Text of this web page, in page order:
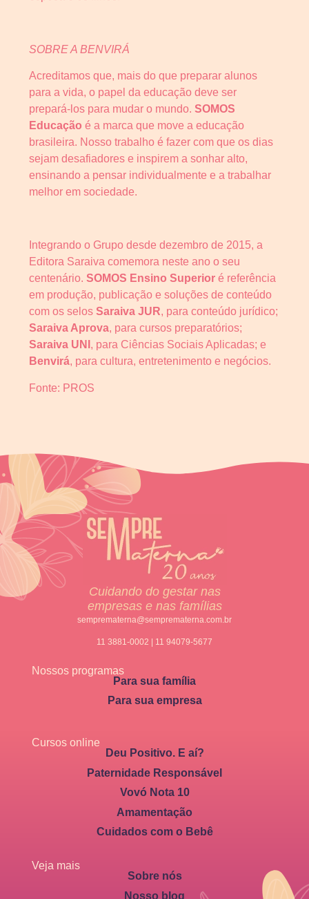
SOBRE A BENVIRÁ
Acreditamos que, mais do que preparar alunos
para a vida, o papel da educação deve ser
prepará-los para mudar o mundo. SOMOS
Educação é a marca que move a educação
brasileira. Nosso trabalho é fazer com que os dias
sejam desafiadores e inspirem a sonhar alto,
ensinando a pensar individualmente e a trabalhar
melhor em sociedade.
Integrando o Grupo desde dezembro de 2015, a
Editora Saraiva comemora neste ano o seu
centenário. SOMOS Ensino Superior é referência
em produção, publicação e soluções de conteúdo
com os selos Saraiva JUR, para conteúdo jurídico;
Saraiva Aprova, para cursos preparatórios;
Saraiva UNI , para Ciências Sociais Aplicadas; e
Benvirá, para cultura, entretenimento e negócios.
Fonte: PROS
Cuidando do gestar nas
empresas e nas famílias
semprematerna@semprematerna.com.br
11 3881-0002 | 11 94079-5677
Nossos programas
Para sua família
Para sua empresa
Cursos online
Deu Positivo. E aí?
Paternidade Responsável
Vovó Nota 10
Amamentação
Cuidados com o Bebê
Veja mais
Sobre nós
Nosso blog